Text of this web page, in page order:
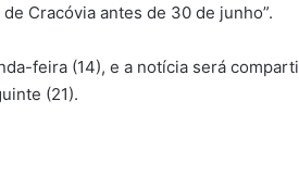
Cracóvia antes de 30 de junho”.
feira (14), e a notícia será
(21).